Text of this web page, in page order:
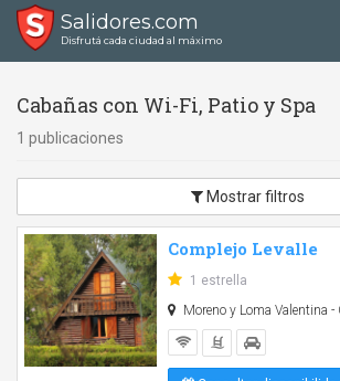
Salidores.com
Disfrutá cada ciudad al máximo
Cabañas con Wi-Fi, Patio y Spa
1 publicaciones
Mostrar filtros
Complejo Levalle
1 estrella
Moreno y Loma Valentina -